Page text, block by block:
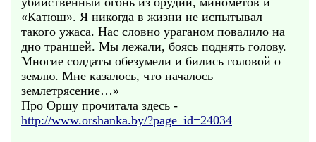
«Катюш». Я никогда в жизни не испытывал
такого ужаса. Нас словно ураганом повалило на
дно траншей. Мы лежали, боясь поднять голову.
Многие солдаты обезумели и бились головой о
землю. Мне казалось, что началось
землетрясение…»
Про Оршу прочитала здесь -
http://www.orshanka.by/?page_id=24034